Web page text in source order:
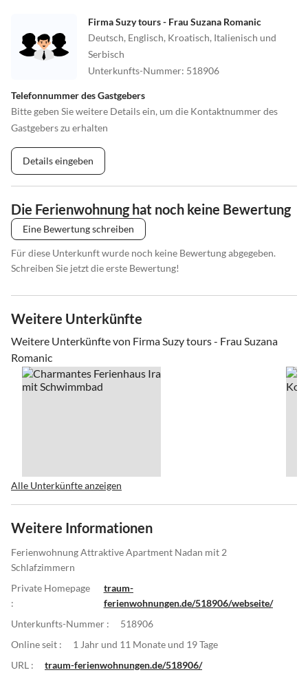
Firma Suzy tours - Frau Suzana Romanic
Deutsch, Englisch, Kroatisch, Italienisch und
Serbisch
Unterkunfts-Nummer: 518906
Telefonnummer des Gastgebers
Bitte geben Sie weitere Details ein, um die Kontaktnummer des
Gastgebers zu erhalten
Details eingeben
Die Ferienwohnung hat noch keine Bewertung
Eine Bewertung schreiben
Für diese Unterkunft wurde noch keine Bewertung abgegeben.
Schreiben Sie jetzt die erste Bewertung!
Weitere Unterkünfte
Weitere Unterkünfte von Firma Suzy tours - Frau Suzana
Romanic
Alle Unterkünfte anzeigen
Weitere Informationen
Ferienwohnung Attraktive Apartment Nadan mit 2
Schlafzimmern
Private Homepage
:
traum-
ferienwohnungen.de/518906/webseite/
Unterkunfts-Nummer :
518906
Online seit :
1 Jahr und 11 Monate und 19 Tage
URL :
traum-ferienwohnungen.de/518906/